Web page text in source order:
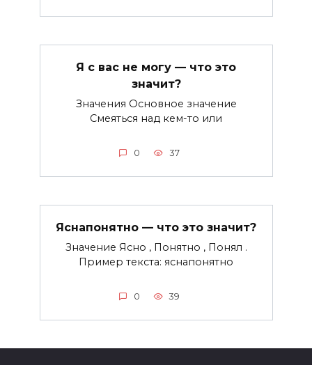
Я с вас не могу — что это
значит?
Значения Основное значение
Смеяться над кем-то или
0 37
Яснапонятно — что это значит?
Значение Ясно , Понятно , Понял .
Пример текста: яснапонятно
0 39